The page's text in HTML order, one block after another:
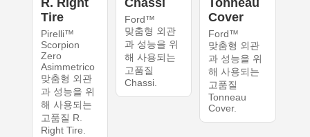
R. Right
Tire
Pirelli™
Scorpion
Zero
Asimmetrico
맞춤형 외관
과 성능을 위
해 사용되는
고품질 R.
Right Tire.
Chassi
Ford™
맞춤형 외관
과 성능을 위
해 사용되는
고품질
Chassi.
Tonneau
Cover
Ford™
맞춤형 외관
과 성능을 위
해 사용되는
고품질
Tonneau
Cover.